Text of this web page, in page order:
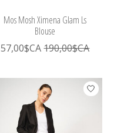
Mos Mosh Ximena Glam Ls
Blouse
57,00$CA 190,00$CA